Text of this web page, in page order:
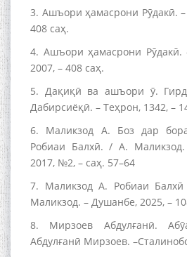
3. Ашъори ҳамасрони Рӯдакӣ. –
408 саҳ.
4. Ашъори ҳамасрони Рӯдакӣ.
2007, – 408 саҳ.
5. Дақиқӣ ва ашъори ӯ.
Дабирсиёқӣ. – Теҳрон, 1342, –
6. Маликзод А. Боз дар
Робиаи Балхӣ. / А.
2017, №2, – саҳ. 57–64
7. Маликзод А. Робиаи
Маликзод. – Душанбе, 2025, –
8. Мирзоев Абдулғанӣ.
Абдулғанӣ Мирзоев.
илмҳои Тоҷикистон
ба 100-солагии мунаққиду
Табаров ҳамоиши илмӣ-
назариявӣ баргузор гардид.
МАВЛОНО ҶАЛОЛИДДИНИ
БАЛХӢ БУЗУРГТАРИН
МУТАФАККИР ВА ОРИФИ
ЗАБОНУ АДАБИ ТОҶИК